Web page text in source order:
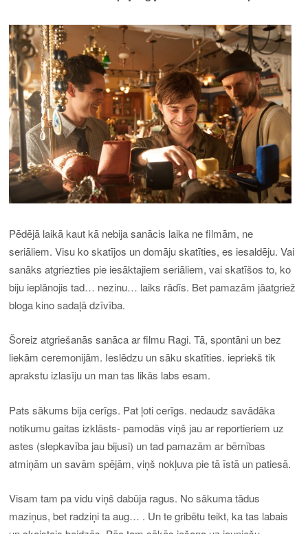
Pēdējā laikā kaut kā nebija sanācis laika ne filmām, ne
seriāliem. Visu ko skatījos un domāju skatīties, es iesaldēju. Vai
sanāks atgriezties pie iesāktajiem seriāliem, vai skatīšos to, ko
biju ieplānojis tad… nezinu… laiks rādīs. Bet pamazām jāatgriež
bloga kino sadaļā dzīvība.
Šoreiz atgriešanās sanāca ar filmu Ragi. Tā, spontāni un bez
liekām ceremonijām. Ieslēdzu un sāku skatīties. iepriekš tik
aprakstu izlasīju un man tas likās labs esam.
Pats sākums bija cerīgs. Pat ļoti cerīgs. nedaudz savādāka
notikumu gaitas izklāsts- pamodās viņš jau ar reportieriem uz
astes (slepkavība jau bijusi) un tad pamazām ar bērnības
atmiņām un savām spējām, viņš nokļuva pie tā īstā un patiesā.
Visam tam pa vidu viņš dabūja ragus. No sākuma tādus
maziņus, bet radziņi ta aug… . Un te gribētu teikt, ka tas labais